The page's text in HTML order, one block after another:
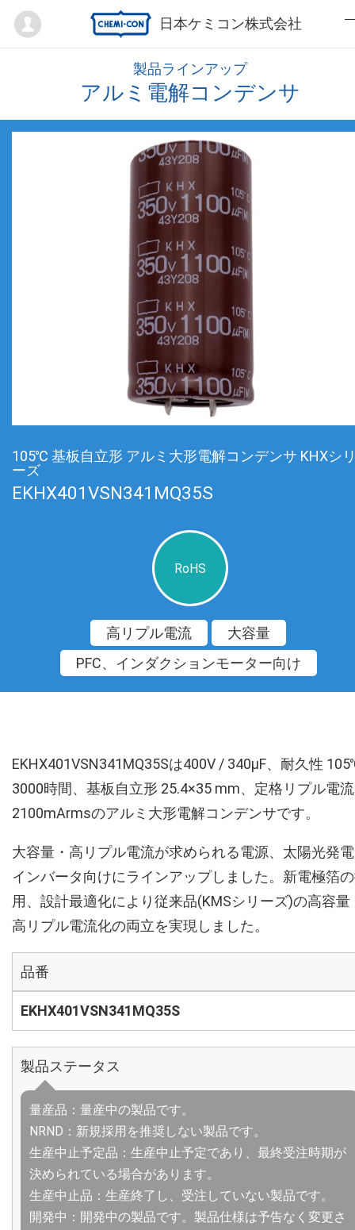
日本ケミコン株式会社
Mypage
製品ラインアップ
アルミ電解コンデンサ
105℃ 基板自立形 アルミ大形電解コンデンサ KHXシ
ーズ
EKHX401VSN341MQ35S
RoHS
高リプル電流
大容量
PFC、インダクションモーター向け
EKHX401VSN341MQ35Sは400V / 340µF、耐久性
3000時間、基板自立形 25.4×35 mm、定格リプル電流
2100mArmsのアルミ大形電解コンデンサです。
大容量・高リプル電流が求められる電源、太陽光発
インバータ向けにラインアップしました。新電極箔
用、設計最適化により従来品(KMSシリーズ)の高容量
高リプル電流化の両立を実現しました。
品番
EKHX401VSN341MQ35S
製品ステータス
量産品：量産中の製品です。
NRND：新規採用を推奨しない製品です。
生産中止予定品：生産中止予定であり、最終受注時期が
決められている場合があります。
生産中止品：生産終了し、受注していない製品です。
開発中：開発中の製品です。製品仕様は予告なく変更さ